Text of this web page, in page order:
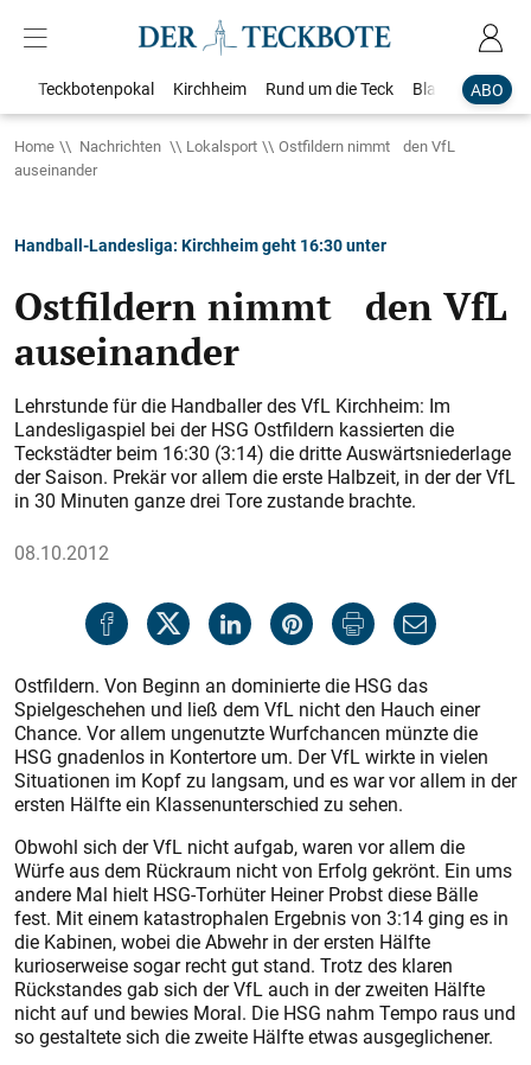
ABO
Teckbotenpokal Kirchheim Rund um die Teck Blaulicht
Home Nachrichten Lokalsport
Ostfildern nimmt den VfL
auseinander
Handball-Landesliga: Kirchheim geht 16:30 unter
Ostfildern nimmt den VfL
auseinander
Lehrstunde für die Handballer des VfL Kirchheim: Im
Landesligaspiel bei der HSG Ostfildern kassierten die
Teckstädter beim 16:30 (3:14) die dritte Auswärtsniederlage
der Saison. Prekär vor allem die erste Halbzeit, in der der VfL
in 30 Minuten ganze drei Tore zustande brachte.
08.10.2012
Ostfildern. Von Beginn an dominierte die HSG das
Spielgeschehen und ließ dem VfL nicht den Hauch einer
Chance. Vor allem ungenutzte Wurfchancen münzte die
HSG gnadenlos in Kontertore um. Der VfL wirkte in vielen
Situationen im Kopf zu langsam, und es war vor allem in der
ersten Hälfte ein Klassenunterschied zu sehen.
Obwohl sich der VfL nicht aufgab, waren vor allem die
Würfe aus dem Rückraum nicht von Erfolg gekrönt. Ein ums
andere Mal hielt HSG-Torhüter Heiner Probst diese Bälle
fest. Mit einem katastrophalen Ergebnis von 3:14 ging es in
die Kabinen, wobei die Abwehr in der ersten Hälfte
kurioserweise sogar recht gut stand. Trotz des klaren
Rückstandes gab sich der VfL auch in der zweiten Hälfte
nicht auf und bewies Moral. Die HSG nahm Tempo raus und
so gestaltete sich die zweite Hälfte etwas ausgeglichener.